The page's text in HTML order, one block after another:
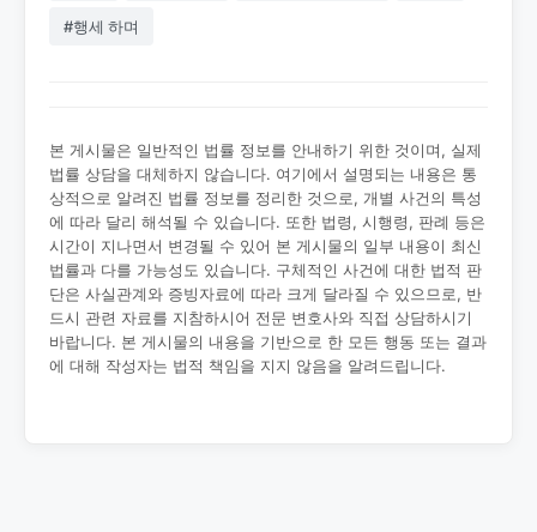
#행세 하며
본 게시물은 일반적인 법률 정보를 안내하기 위한 것이며, 실제
법률 상담을 대체하지 않습니다. 여기에서 설명되는 내용은 통
상적으로 알려진 법률 정보를 정리한 것으로, 개별 사건의 특성
에 따라 달리 해석될 수 있습니다. 또한 법령, 시행령, 판례 등은
시간이 지나면서 변경될 수 있어 본 게시물의 일부 내용이 최신
법률과 다를 가능성도 있습니다. 구체적인 사건에 대한 법적 판
단은 사실관계와 증빙자료에 따라 크게 달라질 수 있으므로, 반
드시 관련 자료를 지참하시어 전문 변호사와 직접 상담하시기
바랍니다. 본 게시물의 내용을 기반으로 한 모든 행동 또는 결과
에 대해 작성자는 법적 책임을 지지 않음을 알려드립니다.